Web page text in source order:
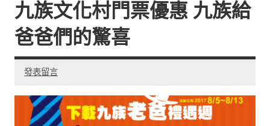
九族文化村門票優惠 九族給
爸爸們的驚喜
發表留言